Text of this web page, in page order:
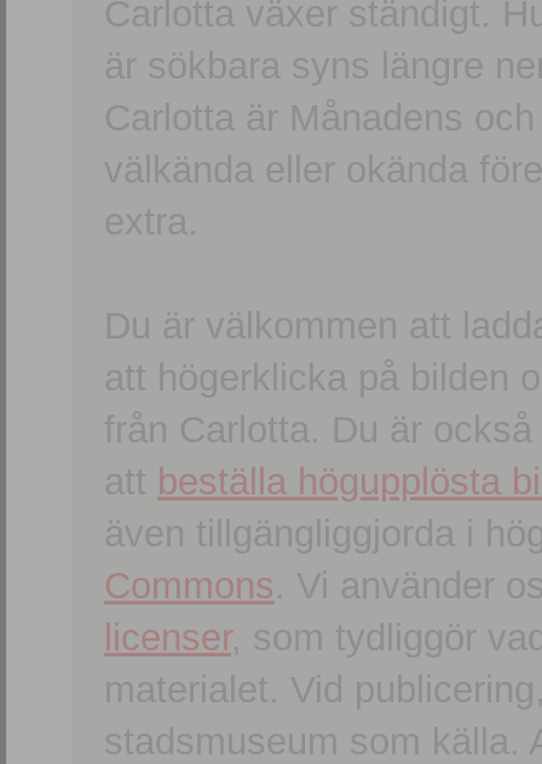
Carlotta växer ständigt.
är sökbara syns längre
Carlotta är Månadens
välkända eller okända
extra.
Du är välkommen att
att högerklicka på bilden
från Carlotta. Du är
att beställa högupplösta
även tillgängliggjorda i
Commons. Vi använder
licenser, som tydliggör
materialet. Vid
stadsmuseum som källa.